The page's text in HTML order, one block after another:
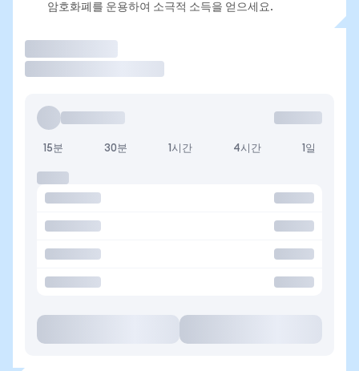
암호화폐를 운용하여 소극적 소득을 얻으세요.
15분 30분 1시간 4시간 1일